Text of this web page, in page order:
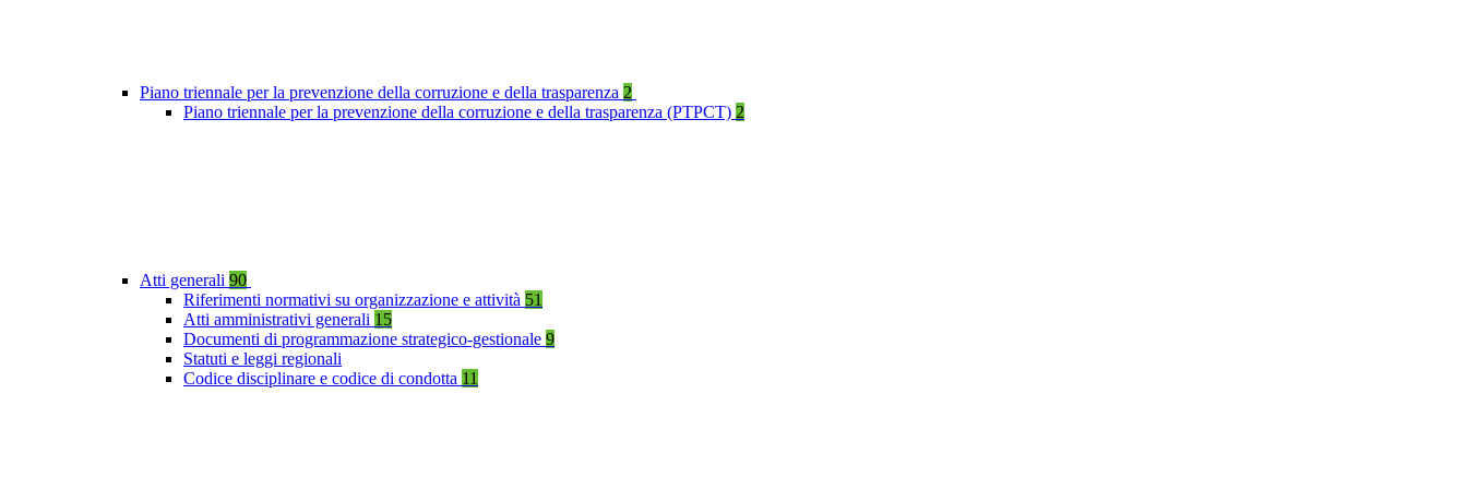
Piano triennale per la prevenzione della corruzione e della trasparenza 2
Piano triennale per la prevenzione della corruzione e della trasparenza (PTPCT) 2
Atti generali 90
Riferimenti normativi su organizzazione e attività 51
Atti amministrativi generali 15
Documenti di programmazione strategico-gestionale 9
Statuti e leggi regionali
Codice disciplinare e codice di condotta 11